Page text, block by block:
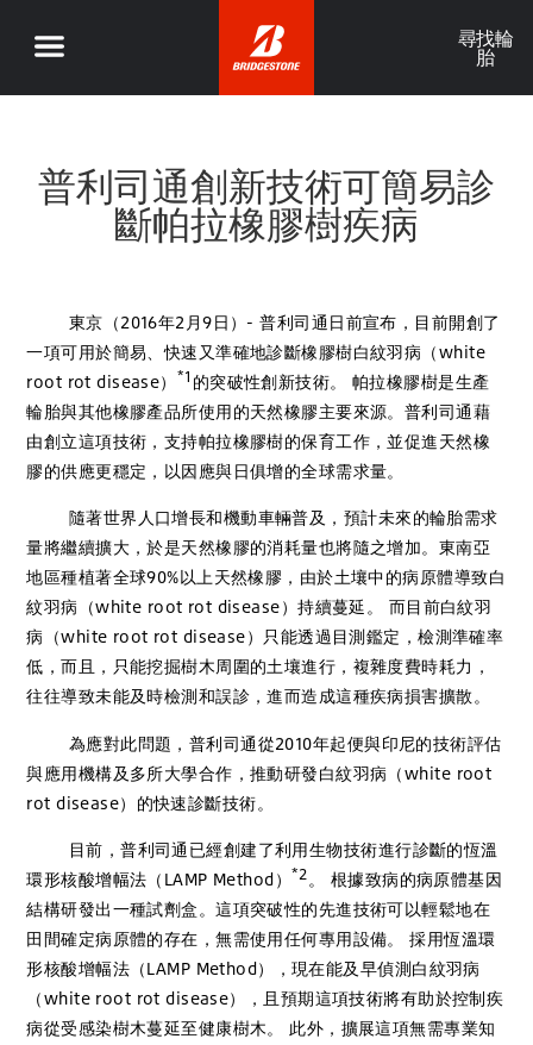
尋找輪
胎
普利司通創新技術可簡易診
斷帕拉橡膠樹疾病
東京（2016年2月9日）- 普利司通日前宣布，目前開創了
一項可用於簡易、快速又準確地診斷橡膠樹白紋羽病（white
root rot disease） *1 的突破性創新技術。 帕拉橡膠樹是生產
輪胎與其他橡膠產品所使用的天然橡膠主要來源。普利司通藉
由創立這項技術，支持帕拉橡膠樹的保育工作，並促進天然橡
膠的供應更穩定，以因應與日俱增的全球需求量。
隨著世界人口增長和機動車輛普及，預計未來的輪胎需求
量將繼續擴大，於是天然橡膠的消耗量也將隨之增加。東南亞
地區種植著全球90%以上天然橡膠，由於土壤中的病原體導致白
紋羽病（white root rot disease）持續蔓延。 而目前白紋羽
病（white root rot disease）只能透過目測鑑定，檢測準確率
低，而且，只能挖掘樹木周圍的土壤進行，複雜度費時耗力，
往往導致未能及時檢測和誤診，進而造成這種疾病損害擴散。
為應對此問題，普利司通從2010年起便與印尼的技術評估
與應用機構及多所大學合作，推動研發白紋羽病（white root
rot disease）的快速診斷技術。
目前，普利司通已經創建了利用生物技術進行診斷的恆溫
環形核酸增幅法（LAMP Method） *2。 根據致病的病原體基因
結構研發出一種試劑盒。這項突破性的先進技術可以輕鬆地在
田間確定病原體的存在，無需使用任何專用設備。 採用恆溫環
形核酸增幅法（LAMP Method），現在能及早偵測白紋羽病
（white root rot disease），且預期這項技術將有助於控制疾
病從受感染樹木蔓延至健康樹木。 此外，擴展這項無需專業知